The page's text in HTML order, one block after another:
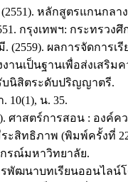
หลักสูตรแกนกล
กรุงเทพฯ: กระทรวงศึ
(2559). ผลการจัดการเ
านเป็นฐานเพื่อส่งเสริม
นิสิตระดับปริญญาตรี.
10(1), น. 35.
ศาสตร์การสอน : องค์ค
ะสิทธิภาพ (พิมพ์ครั้งที่
รณ์มหาวิทยาลัย.
รพัฒนาบทเรียนออนไลน์